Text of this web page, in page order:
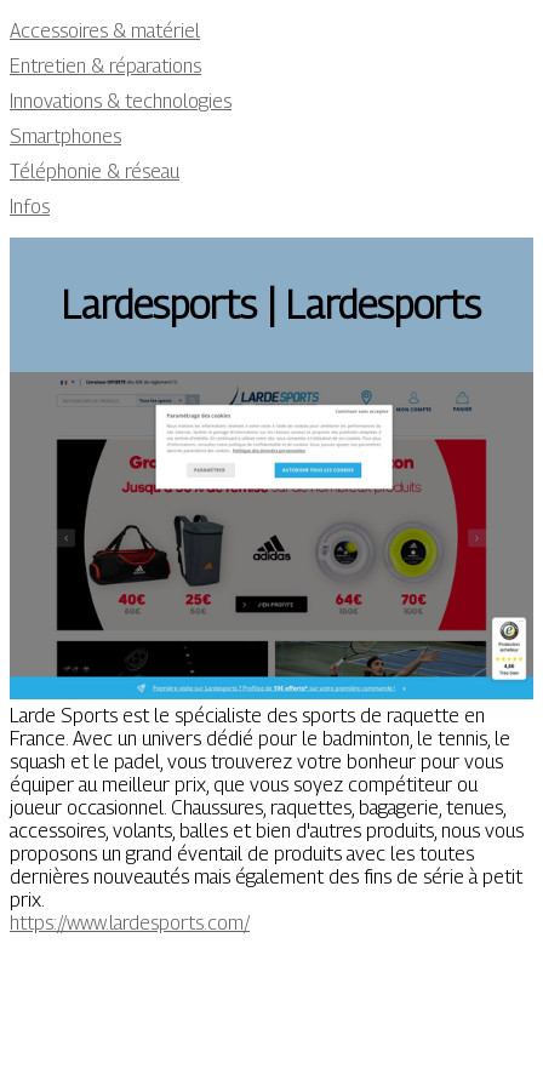
Accessoires & matériel
Entretien & réparations
Innovations & technologies
Smartphones
Téléphonie & réseau
Infos
Lardesports | Lardesports
Larde Sports est le spécialiste des sports de raquette en
France. Avec un univers dédié pour le badminton, le tennis, le
squash et le padel, vous trouverez votre bonheur pour vous
équiper au meilleur prix, que vous soyez compétiteur ou
joueur occasionnel. Chaussures, raquettes, bagagerie, tenues,
accessoires, volants, balles et bien d'autres produits, nous vous
proposons un grand éventail de produits avec les toutes
dernières nouveautés mais également des fins de série à petit
prix.
https://www.lardesports.com/